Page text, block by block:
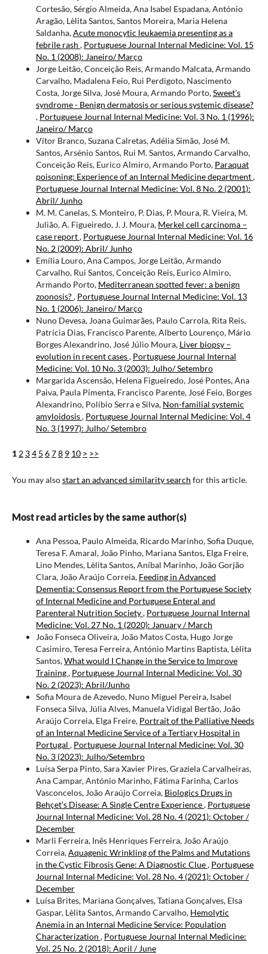
Cortesão, Sérgio Almeida, Ana Isabel Espadana, António
Aragão, Lèlita Santos, Santos Moreira, Maria Helena
Saldanha,Acute monocytic leukaemia presenting as a
febrile rash , Portuguese Journal Internal Medicine: Vol. 15
No. 1 (2008): Janeiro/ Março
Jorge Leitão, Conceição Reis, Armando Malcata, Armando
Carvalho, Madalena Feio, Rui Perdigoto, Nascimento
Costa, Jorge Silva, José Moura, Armando Porto,Sweet's
syndrome - Benign dermatosis or serious systemic disease?
, Portuguese Journal Internal Medicine: Vol. 3 No. 1 (1996):
Janeiro/ Março
Vítor Branco, Suzana Calretas, Adélia Simão, José M.
Santos, Arsénio Santos, Rui M. Santos, Armando Carvalho,
Conceição Reis, Eurico Almiro, Armando Porto, Paraquat
poisoning: Experience of an Internal Medicine department,
Portuguese Journal Internal Medicine: Vol. 8 No. 2 (2001):
Abril/ Junho
M. M. Canelas, S. Monteiro, P. Dias, P. Moura, R. Vieira, M.
Julião, A. Figueiredo, J. J. Moura, Merkel cell carcinoma –
case report, Portuguese Journal Internal Medicine: Vol. 16
No. 2 (2009): Abril/ Junho
Emília Louro, Ana Campos, Jorge Leitão, Armando
Carvalho, Rui Santos, Conceição Reis, Eurico Almiro,
Armando Porto, Mediterranean spotted fever: a benign
zoonosis?, Portuguese Journal Internal Medicine: Vol. 13
No. 1 (2006): Janeiro/ Março
Nuno Devesa, Joana Guimarães, Paulo Carrola, Rita Reis,
Patrícia Dias, Francisco Parente, Alberto Lourenço, Mário
Borges Alexandrino, José Júlio Moura, Liver biopsy –
evolution in recent cases, Portuguese Journal Internal
Medicine: Vol. 10 No. 3 (2003): Julho/ Setembro
Margarida Ascensão, Helena Figueiredo, José Pontes, Ana
Paiva, Paula Pimenta, Francisco Parente, José Feio, Borges
Alexandrino, Políbio Serra e Silva, Non-familial systemic
amyloidosis, Portuguese Journal Internal Medicine: Vol. 4
No. 3 (1997): Julho/ Setembro
1 2 34 5 678 9 10 > >>
You may alsostart an advanced similarity search for this article.
Most read articles by the same author(s)
Ana Pessoa, Paulo Almeida, Ricardo Marinho, Sofia Duque,
Teresa F. Amaral, João Pinho, Mariana Santos, Elga Freire,
Lino Mendes, Lèlita Santos, Aníbal Marinho, João Gorjão
Clara, João Araújo Correia, Feeding in Advanced
Dementia: Consensus Report from the Portuguese Society
of Internal Medicine and Portuguese Enteral and
Parenteral Nutrition Society, Portuguese Journal Internal
Medicine: Vol. 27 No. 1 (2020): January / March
João Fonseca Oliveira, João Matos Costa, Hugo Jorge
Casimiro, Teresa Ferreira, António Martins Baptista, Lèlita
Santos,What would I Change in the Service to Improve
Training, Portuguese Journal Internal Medicine: Vol. 30
No. 2 (2023): Abril/Junho
Sofia Moura de Azevedo, Nuno Miguel Pereira, Isabel
Fonseca Silva, Júlia Alves, Manuela Vidigal Bertão, João
Araújo Correia, Elga Freire, Portrait of the Palliative Needs
of an Internal Medicine Service of a Tertiary Hospital in
Portugal , Portuguese Journal Internal Medicine: Vol. 30
No. 3 (2023): Julho/Setembro
Luísa Serpa Pinto, Sara Xavier Pires, Graziela Carvalheiras,
Ana Campar, António Marinho, Fátima Farinha, Carlos
Vasconcelos, João Araújo Correia, Biologics Drugs in
Behçet’s Disease: A Single Centre Experience, Portuguese
Journal Internal Medicine: Vol. 28 No. 4 (2021): October /
December
Marli Ferreira, Inês Henriques Ferreira, João Araújo
Correia,Aquagenic Wrinkling of the Palms and Mutations
in the Cystic Fibrosis Gene: A Diagnostic Clue, Portuguese
Journal Internal Medicine: Vol. 28 No. 4 (2021): October /
December
Luísa Brites, Mariana Gonçalves, Tatiana Gonçalves, Elsa
Gaspar, Lèlita Santos, Armando Carvalho, Hemolytic
Anemia in an Internal Medicine Service: Population
Characterization , Portuguese Journal Internal Medicine:
Vol. 25 No. 2 (2018): April / June